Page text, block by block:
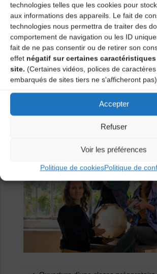
technologies telles que les cookies pour
aux informations des appareils. Le fait de
technologies nous permettra de traiter des
comportement de navigation ou les ID
fait de ne pas consentir ou de retirer son
effet négatif sur certaines
site. (Certaines vidéos, polices de
embarqués de sites tiers ne s'afficheront pas)
Accepter
Refuser
Voir les préférences
Politique de cookiesPolitique de
Bandcamp :https://
Multiliens pour écouter le CD : https://
Contact >
clume@mailo.com 07.68.96.41.41 /